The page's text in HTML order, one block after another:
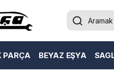
PARÇA BEYAZ EŞYA